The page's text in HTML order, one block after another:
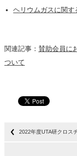
ヘリウムガスに関
関連記事： 賛助会員に
ついて
2022年度UTA研クロ